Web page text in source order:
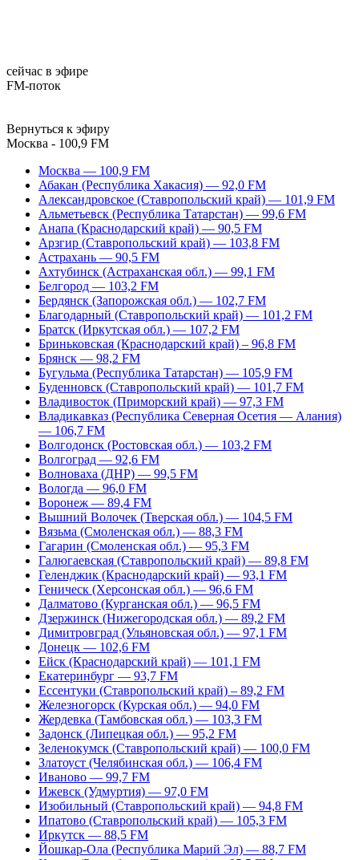
сейчас в эфире
FM-поток
Вернуться к эфиру
Москва - 100,9 FM
Москва — 100,9 FM
Абакан (Республика Хакасия) — 92,0 FM
Александровское (Ставропольский край) — 101,9 FM
Альметьевск (Республика Татарстан) — 99,6 FM
Анапа (Краснодарский край) — 90,5 FM
Арзгир (Ставропольский край) — 103,8 FM
Астрахань — 90,5 FM
Ахтубинск (Астраханская обл.) — 99,1 FM
Белгород — 103,2 FM
Бердянск (Запорожская обл.) — 102,7 FM
Благодарный (Ставропольский край) — 101,2 FM
Братск (Иркутская обл.) — 107,2 FM
Бриньковская (Краснодарский край) – 96,8 FM
Брянск — 98,2 FM
Бугульма (Республика Татарстан) — 105,9 FM
Буденновск (Ставропольский край) — 101,7 FM
Владивосток (Приморский край) — 97,3 FM
Владикавказ (Республика Северная Осетия — Алания)
— 106,7 FM
Волгодонск (Ростовская обл.) — 103,2 FM
Волгоград — 92,6 FM
Волноваха (ДНР) — 99,5 FM
Вологда — 96,0 FM
Воронеж — 89,4 FM
Вышний Волочек (Тверская обл.) — 104,5 FM
Вязьма (Смоленская обл.) — 88,3 FM
Гагарин (Смоленская обл.) — 95,3 FM
Галюгаевская (Ставропольский край) — 89,8 FM
Геленджик (Краснодарский край) — 93,1 FM
Геническ (Херсонская обл.) — 96,6 FM
Далматово (Курганская обл.) — 96,5 FM
Дзержинск (Нижегородская обл.) — 89,2 FM
Димитровград (Ульяновская обл.) — 97,1 FM
Донецк — 102,6 FM
Ейск (Краснодарский край) — 101,1 FM
Екатеринбург — 93,7 FM
Ессентуки (Ставропольский край) – 89,2 FM
Железногорск (Курская обл.) — 94,0 FM
Жердевка (Тамбовская обл.) — 103,3 FM
Задонск (Липецкая обл.) — 95,2 FM
Зеленокумск (Ставропольский край) — 100,0 FM
Златоуст (Челябинская обл.) — 106,4 FM
Иваново — 99,7 FM
Ижевск (Удмуртия) — 97,0 FM
Изобильный (Ставропольский край) — 94,8 FM
Ипатово (Ставропольский край) — 105,3 FM
Иркутск — 88,5 FM
Йошкар-Ола (Республика Марий Эл) — 88,7 FM